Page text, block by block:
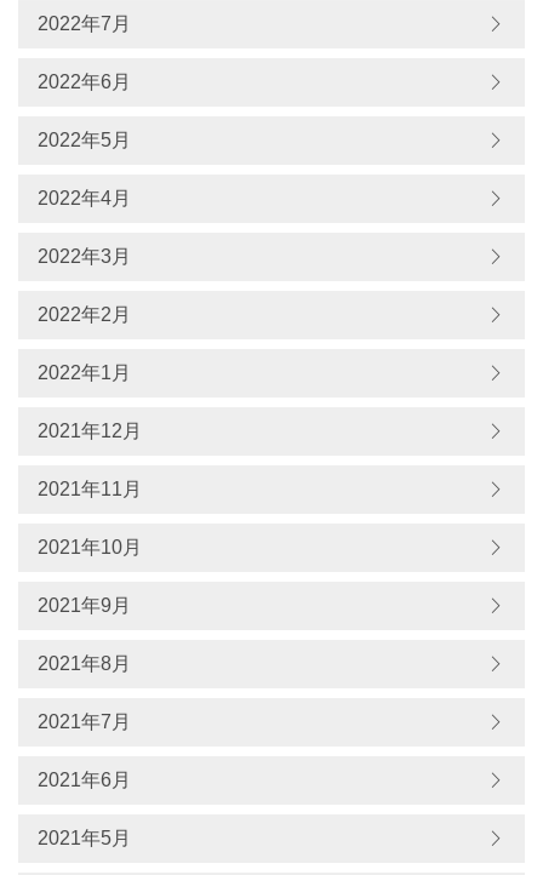
2022年7月
2022年6月
2022年5月
2022年4月
2022年3月
2022年2月
2022年1月
2021年12月
2021年11月
2021年10月
2021年9月
2021年8月
2021年7月
2021年6月
2021年5月